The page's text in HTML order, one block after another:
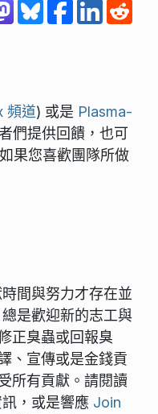
頻道) 或是 Plasma-
們提供回饋，也可
果您喜歡團隊所做
間與努力才存在並
是歡迎新的志工與
正臭蟲或回報臭
、宣傳或是金錢貢
所有貢獻。請閱讀
，或是響應 Join